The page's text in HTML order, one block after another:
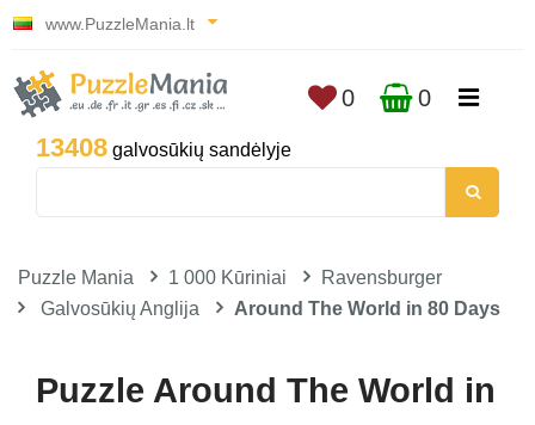
www.PuzzleMania.lt
13408 galvosūkių sandėlyje
0 0
Puzzle Mania 1 000 Kūriniai
Ravensburger
Galvosūkių Anglija
Around The World in 80 Days
Puzzle Around The World in